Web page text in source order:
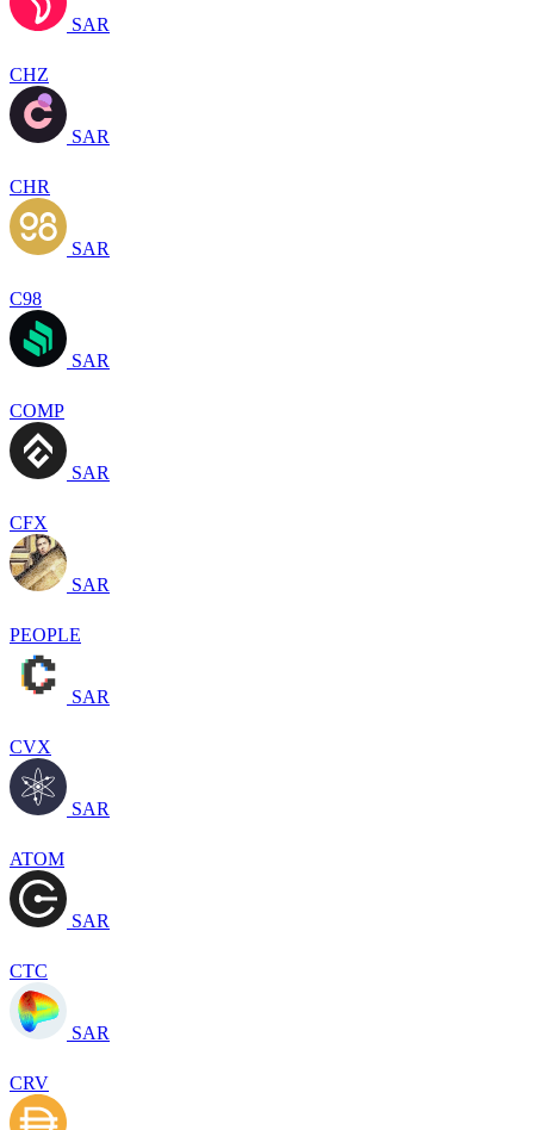
SAR
CHZ
SAR
CHR
SAR
C98
SAR
COMP
SAR
CFX
SAR
PEOPLE
SAR
CVX
SAR
ATOM
SAR
CTC
SAR
CRV